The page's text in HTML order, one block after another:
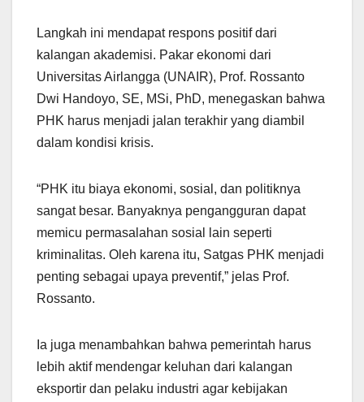
Langkah ini mendapat respons positif dari
kalangan akademisi. Pakar ekonomi dari
Universitas Airlangga (UNAIR), Prof. Rossanto
Dwi Handoyo, SE, MSi, PhD, menegaskan bahwa
PHK harus menjadi jalan terakhir yang diambil
dalam kondisi krisis.
“PHK itu biaya ekonomi, sosial, dan politiknya
sangat besar. Banyaknya pengangguran dapat
memicu permasalahan sosial lain seperti
kriminalitas. Oleh karena itu, Satgas PHK menjadi
penting sebagai upaya preventif,” jelas Prof.
Rossanto.
Ia juga menambahkan bahwa pemerintah harus
lebih aktif mendengar keluhan dari kalangan
eksportir dan pelaku industri agar kebijakan